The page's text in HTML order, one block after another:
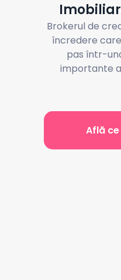
Brokerul de
încredere
pas într-
importante
Află